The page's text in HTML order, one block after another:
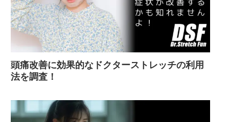
頭痛改善に効果的なドクターストレッチの利用
法を調査！